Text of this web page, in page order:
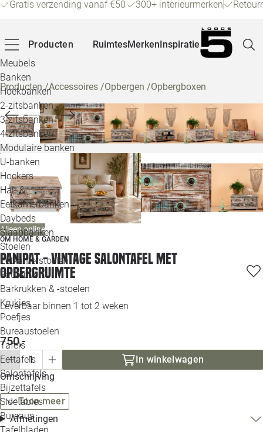
Gratis verzending vanaf €50 300+ interieurmerken
Producten
Meubels
Banken
Hoekbanken
2-zitsbanken
3-zitsbanken
4-zitsbanken
Modulaire banken
U-banken
Hockers
Hal- &
Eetkamerbanken
Daybeds
Slaapbanken
Stoelen
Eetkamerstoelen
Fauteuils
Barkrukken & -stoelen
Krukjes
Poefjes
Bureaustoelen
Tafels
Eettafels
Salontafels
Bijzettafels
Sidetables
Bureaus
RuimtesMerkenInspiratie
Producten/Accessoires /Opbergen /Opbergboxen
Alleen online
OM HOME & GARDEN
Panipat - Vintage Salontafel met
Opbergruimte
Leverbaar binnen 1 tot 2 weken
750,-
In winkelwagen
Omschrijving
Toon meer
Afmetingen